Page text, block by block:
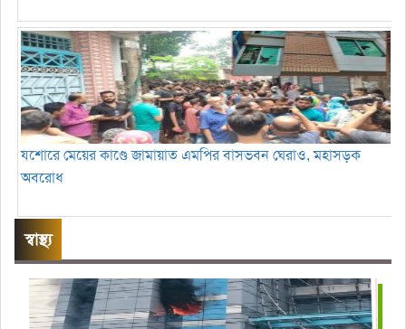
যশোরে মেয়ের কাণ্ডে জামায়াত এমপির বাসভবন ঘেরাও, মহাসড়ক
অবরোধ
স্বাস্থ্য